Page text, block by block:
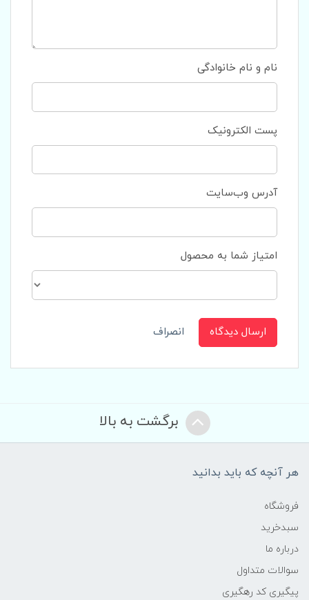
نام و نام خانوادگی
پست الکترونیک
آدرس وب‌سایت
امتیاز شما به محصول
ارسال دیدگاه انصراف
برگشت به بالا
هر آنچه که باید بدانید
فروشگاه
سبدخرید
درباره ما
سوالات متداول
پیگیری کد رهگیری